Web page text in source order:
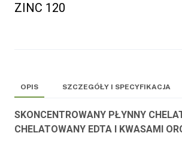
ZINC 120
OPIS SZCZEGÓŁY I SPECYFIKACJA
SKONCENTROWANY PŁYNNY
CHELATOWANY EDTA I KWASAMI